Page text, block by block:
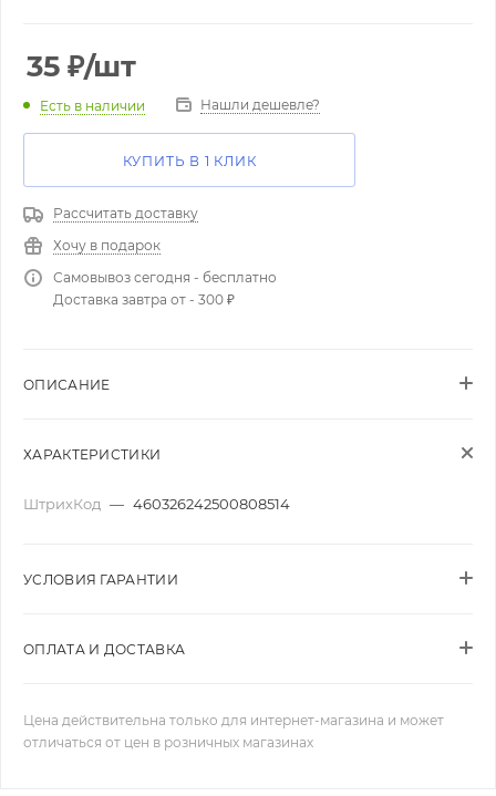
35 ₽/шт
Есть в наличии Нашли дешевле?
КУПИТЬ В 1 КЛИК
Рассчитать доставку
Хочу в подарок
Самовывоз сегодня - бесплатно
Доставка завтра от - 300 ₽
ОПИСАНИЕ
ХАРАКТЕРИСТИКИ
ШтрихКод — 460326242500808514
УСЛОВИЯ ГАРАНТИИ
ОПЛАТА И ДОСТАВКА
Цена действительна только для интернет-магазина и может
отличаться от цен в розничных магазинах